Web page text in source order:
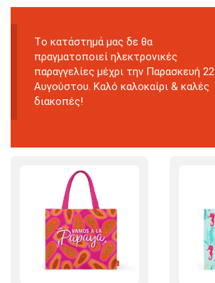
Tο κατάστημά μας δε θα
πραγματοποιεί ηλεκτρονικές
παραγγελίες μέχρι την Παρασκευή 22
Αυγούστου. Καλό καλοκαίρι & καλές
διακοπές!